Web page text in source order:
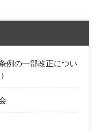
例の一部改正につい